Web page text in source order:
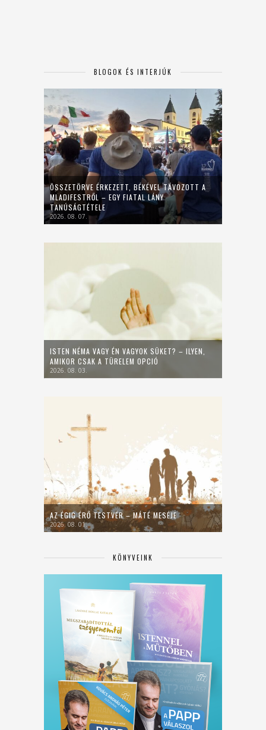
BLOGOK ÉS INTERJÚK
ÖSSZETÖRVE ÉRKEZETT, BÉKÉVEL TÁVOZOTT A
MLADIFESTRŐL – EGY FIATAL LÁNY
TANÚSÁGTÉTELE
2026. 08. 07.
ISTEN NÉMA VAGY ÉN VAGYOK SÜKET? – ILYEN,
AMIKOR CSAK A TÜRELEM OPCIÓ
2026. 08. 03.
AZ ÉGIG ÉRŐ TESTVÉR – MÁTÉ MESÉJE
2026. 08. 01.
KÖNYVEINK